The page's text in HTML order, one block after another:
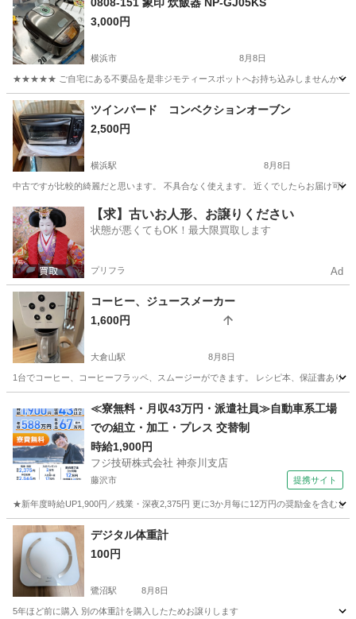
3,000円
横浜市 8月8日
★★★★★ ご自宅にある不要品を是非ジモティースポットへお持ち込みしませんか？
神奈川 横浜市 キッチン家電
ツインバード コンベクションオーブン
2,500円
横浜駅 8月8日
中古ですが比較的綺麗だと思います。 不具合なく使えます。 近くでしたらお届け可
神奈川 横浜駅 キッチン家電
【求】古いお人形、お譲りください
状態が悪くてもOK！最大限買取します
プリフラ Ad
コーヒー、ジュースメーカー
1,600円
大倉山駅 8月8日
1台でコーヒー、コーヒーフラッペ、スムージーができます。 レシピ本、保証書あ
大倉山駅 キッチン家電
≪寮無料・月収43万円・派遣社員≫自動車系工場
での組立・加工・プレス 交替制
時給1,900円
フジ技研株式会社 神奈川支店
藤沢市 提携サイト
★新年度時給UP1,900円／残業・深夜2,375円 更に3か月毎に12万円の奨励金を含む
神奈川 藤沢市 その他
デジタル体重計
100円
鷺沼駅 8月8日
5年ほど前に購入 別の体重計を購入したためお譲りします